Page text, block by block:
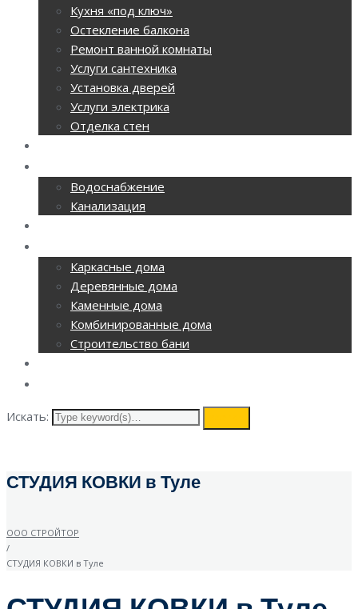
Кухня «под ключ»
Остекление балкона
Ремонт ванной комнаты
Услуги сантехника
Установка дверей
Услуги электрика
Отделка стен
Водоснабжение
Канализация
Каркасные дома
Деревянные дома
Каменные дома
Комбинированные дома
Строительство бани
Искать:
СТУДИЯ КОВКИ в Туле
ООО СТРОЙТОР
/
СТУДИЯ КОВКИ в Туле